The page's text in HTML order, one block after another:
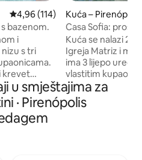
Prosječna ocjena: 4,96/5,
4,96 (114)
bazenom.
i
krevet
TV i
krevet
Kuća – Pirenópolis
Casa Sofia:
grijanim bazenom
Kuća se nalazi 2,5
Igreja Matriz i
ima 3 lijepo
vlastitim
(Queen), 1 bračni
jednu osobu) i 1
razvlačenje (sve
u smještajima za
· Pirenópolis